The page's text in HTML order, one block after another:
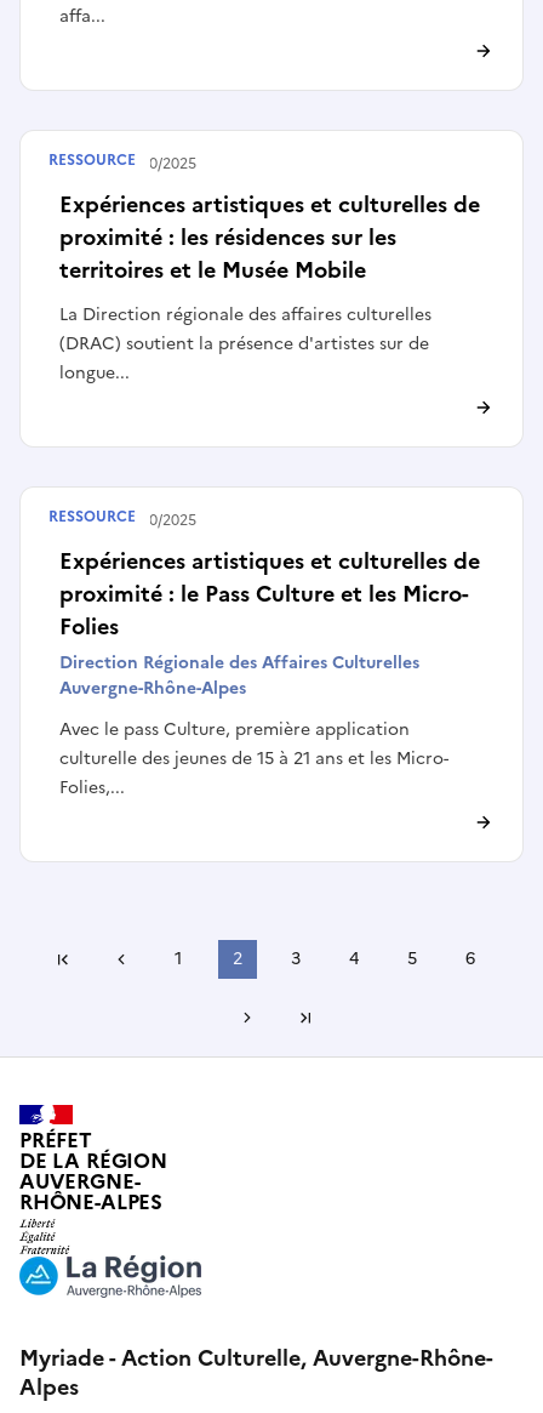
affa...
Expériences artistiques et culturelles de
proximité : les résidences sur les
territoires et le Musée Mobile
La Direction régionale des affaires culturelles
(DRAC) soutient la présence d'artistes sur de
longue...
Publié le24/10/2025
RESSOURCE
Expériences artistiques et culturelles de
proximité : le Pass Culture et les Micro-
Folies
Direction Régionale des Affaires Culturelles
Auvergne-Rhône-Alpes
Avec le pass Culture, première application
culturelle des jeunes de 15 à 21 ans et les Micro-
Folies,...
Publié le24/10/2025
RESSOURCE
Première pagePage précédente
1 2 3 4 5 6
Page suivante
Dernière page
PRÉFET
DE LA RÉGION
AUVERGNE-
RHÔNE-ALPES
Myriade - Action Culturelle, Auvergne-Rhône-
Alpes